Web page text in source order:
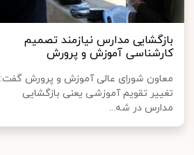
بازگشایی مدارس نیازمند تصمیم
کارشناسی آموزش و پرورش
معاون شورای عالی آموزش و پرورش گفت:
تغییر تقویم آموزشی یعنی بازگشایی
مدارس در شه...